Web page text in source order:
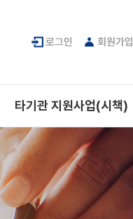
로그인 회원가입
타기관 지원사업(시책)